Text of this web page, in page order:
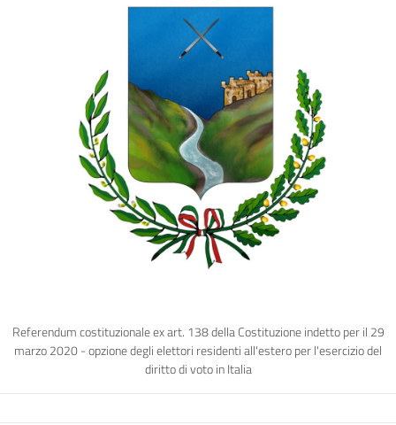
Referendum costituzionale ex art. 138 della Costituzione indetto per il 29
marzo 2020 - opzione degli elettori residenti all'estero per l'esercizio del
diritto di voto in Italia